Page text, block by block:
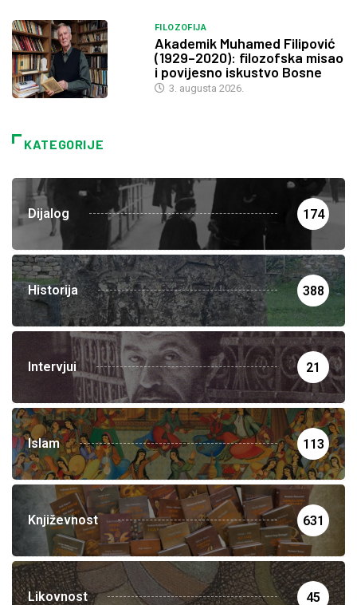
FILOZOFIJA
Akademik Muhamed Filipović
(1929–2020): filozofska misao
i povijesno iskustvo Bosne
3. augusta 2026.
KATEGORIJE
Dijalog 174
Historija 388
Intervjui 21
Islam 113
Književnost 631
Likovnost 45